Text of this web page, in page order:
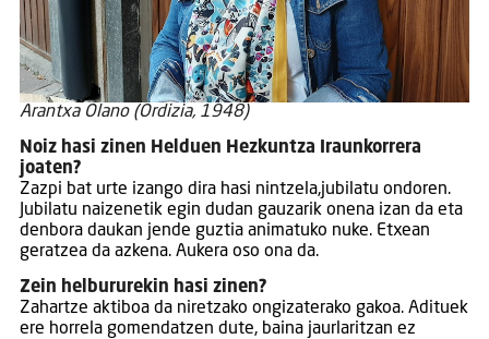
Arantxa Olano (Ordizia, 1948)
Noiz hasi zinen Helduen Hezkuntza Iraunkorrera
joaten?
Zazpi bat urte izango dira hasi nintzela,jubilatu ondoren.
Jubilatu naizenetik egin dudan gauzarik onena izan da eta
denbora daukan jende guztia animatuko nuke. Etxean
geratzea da azkena. Aukera oso ona da.
Zein helbururekin hasi zinen?
Zahartze aktiboa da niretzako ongizaterako gakoa. Adituek
ere horrela gomendatzen dute, baina jaurlaritzan ez